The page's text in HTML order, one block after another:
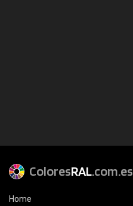
ColoresRAL.com.es
Home